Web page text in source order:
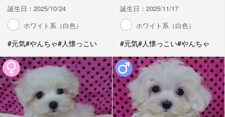
誕生日：2025/10/24
ホワイト系（白色）
#元気#やんちゃ#人懐っこい
誕生日：2025/11/17
ホワイト系（白色）
#元気#人懐っこい#やんちゃ